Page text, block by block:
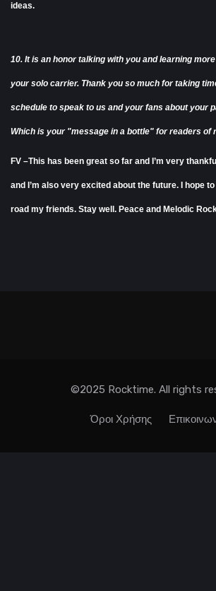
ideas.
10. It is an honor talking with you and learning
your solo carrier. Thank you so much for taking
schedule to speak to us and your fans about your
Which is your "message in a bottle" for readers of
FV –This has been great so far and I’m very
and I’m also very excited about the future. I hope
road my friends. Stay well. Peace and Melodic
©2025 Rocktime. All rights
Όροι Χρήσης